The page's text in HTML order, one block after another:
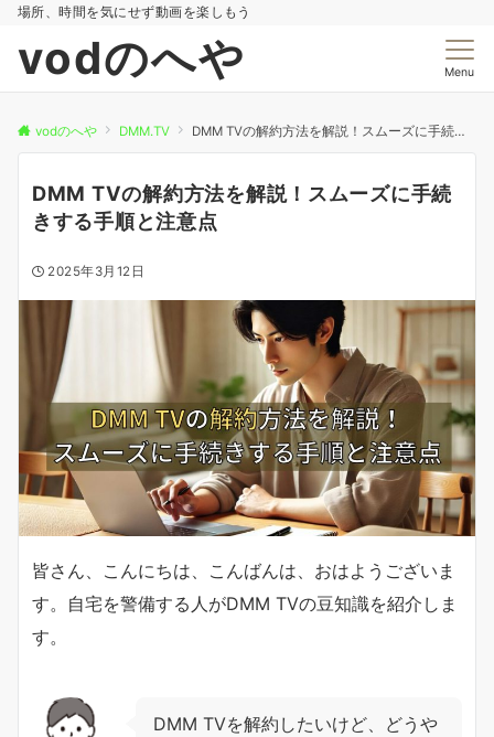
場所、時間を気にせず動画を楽しもう
vodのへや Menu
vodのへや DMM.TV DMM TVの解約方法を解説！スムーズに手続きする手順と注意点
DMM TVの解約方法を解説！スムーズに手続
きする手順と注意点
2025年3月12日
皆さん、こんにちは、こんばんは、おはようございま
す。自宅を警備する人がDMM TVの豆知識を紹介しま
す。
DMM TVを解約したいけど、どうや